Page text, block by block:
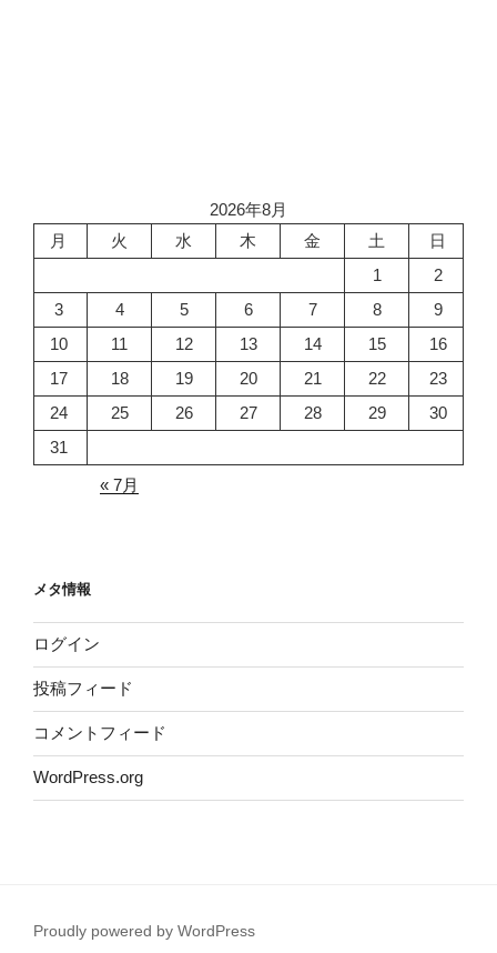
2026年8月
月
火 水 木 金 土
日
1
2
3
4 5 6 7 8
9
10
11 12 13 14 15
16
17
18 19 20 21 22
23
24
25 26 27 28 29
30
31
« 7月
メタ情報
ログイン
投稿フィード
コメントフィード
WordPress.org
Proudly powered by WordPress